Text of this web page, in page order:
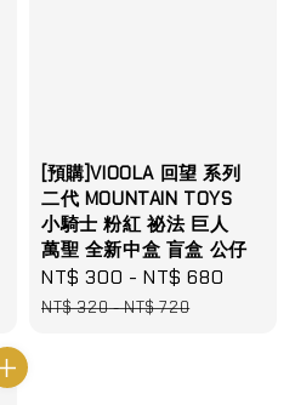
Regular
[預購]VIOOLA 回望 系列
二代 MOUNTAIN TOYS
小騎士 粉紅 祕法 巨人
萬聖 全新中盒 盲盒 公仔
Sale
price
NT$ 300 -NT$ 680
NT$ 320-NT$ 720